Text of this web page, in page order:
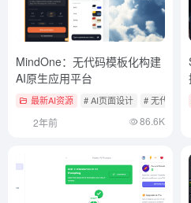
MindOne：无代码模板化构建
AI原生应用平台
最新AI资源 # AI页面设计 # 无代码开
2年前 86.6K